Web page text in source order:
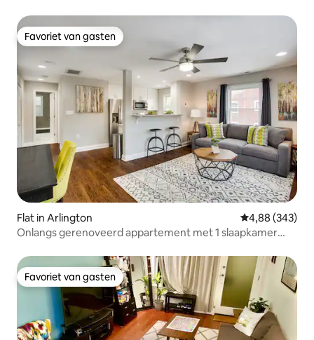
Favoriet van gasten
Favoriet van gasten
Flat in Arlington Gemiddelde
4,88 (343)
Onlangs gerenoveerd appartement met 1 slaapkamer
Favoriet van gasten
Favoriet van gasten